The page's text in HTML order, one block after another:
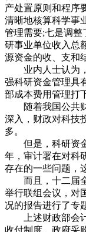
产处置原则和程序
清晰地核算科学事
管理需要;七是调
研事业单位收入总
源资金的收、支和
业内人士认为，
强科研资金管理具
部成本费用管理打
随着我国公共财
深入，财政对科技
多。
但是，科研资金
年，审计署在对科
存在的一些问题，
而且，十二届全
举行联组会议，对
况的报告进行了专
上述财政部会计
收付制度、政府采